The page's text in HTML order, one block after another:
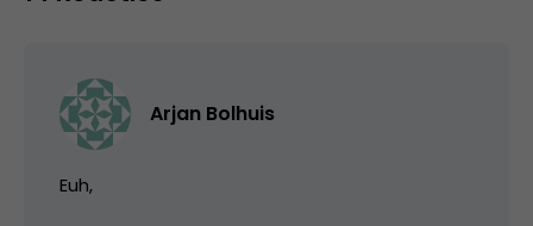
Arjan Bolhuis
Euh,